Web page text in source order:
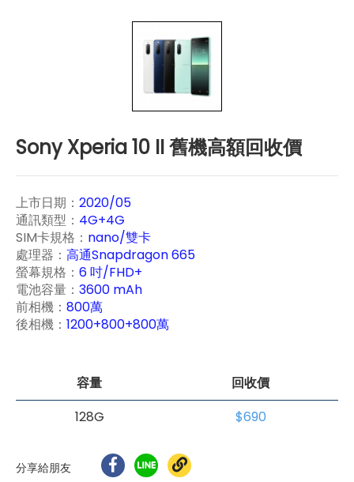
Sony Xperia 10 II 舊機高額回收價
上市日期： 2020/05
通訊類型： 4G+4G
SIM卡規格： nano/雙卡
處理器： 高通Snapdragon 665
螢幕規格： 6 吋/FHD+
電池容量： 3600 mAh
前相機： 800萬
後相機： 1200+800+800萬
容量
回收價
128G
$690
分享給朋友